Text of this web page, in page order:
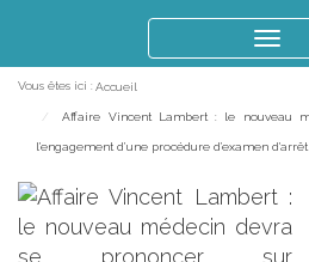
le
Vous êtes ici : Accueil
Affaire Vincent Lambert : le nouveau
l’engagement d’une procédure d’examen